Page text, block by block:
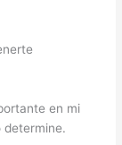
en mi
determine.